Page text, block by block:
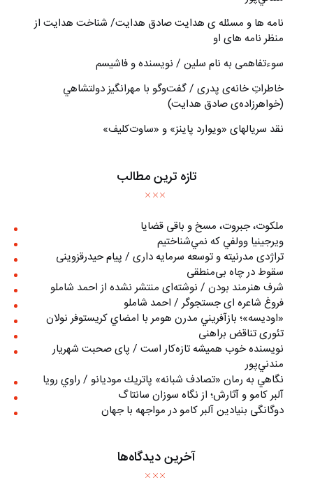
نامه ها و مسئله ی هدایت صادق هدایت/ شناخت هدایت از
منظر نامه های او
سوءتفاهمی به نام سلین / نویسنده و فاشیسم
خاطراتِ خانه‌ی پدری / گفت‌وگو با مهرانگيز دولتشاهي
(خواهرزاده‌ی صادق هدايت)
نقد سریالهای «ویوارد پاینز» و «ساوت‌کلیف»
تازه ترین مطالب
ملکوت، جبروت، مسخ و باقی قضایا
ويرجينيا وولفي كه نمي‌شناختيم
تراژدی مدرنیته و توسعه سرمایه داری / پیام حیدرقزوینی
سقوط در چاه بی‌منطقی
شرف هنرمند بودن / نوشته‌ای منتشر نشده از احمد شاملو
فروغ شاعره ای جستجوگر / احمد شاملو
«اوديسه»؛ بازآفريني مدرن هومر با امضاي كريستوفر نولان
تئوری تناقض براهنی
نويسنده خوب هميشه تازه‌كار است / پای صحبت شهريار
مندني‌پور
نگاهي به رمان «تصادف شبانه» پاتريك موديانو / راوي رويا
آلبر کامو و آثارش؛ از نگاه سوزان سانتاگ
دوگانگی بنیادین آلبر کامو در مواجهه با جهان
آخرین دیدگاه‌ها